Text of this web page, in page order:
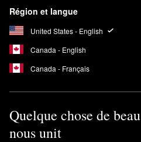
Région et langue
United States - English
Canada - English
Canada - Français
Quelque chose de beau
nous unit